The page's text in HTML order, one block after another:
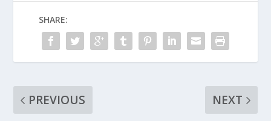
SHARE:
PREVIOUS
NEXT